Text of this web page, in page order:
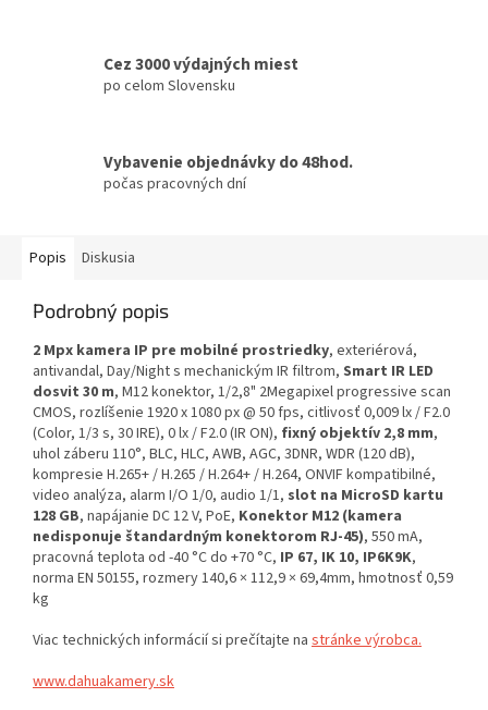
Cez 3000 výdajných miest
po celom Slovensku
Vybavenie objednávky do 48hod.
počas pracovných dní
Popis Diskusia
Podrobný popis
2 Mpx kamera IP pre mobilné prostriedky, exteriérová,
antivandal, Day/Night s mechanickým IR filtrom, Smart IR LED
dosvit 30 m, M12 konektor, 1/2,8" 2Megapixel progressive scan
CMOS, rozlíšenie 1920 x 1080 px @ 50 fps, citlivosť 0,009 lx / F2.0
(Color, 1/3 s, 30 IRE), 0 lx / F2.0 (IR ON), fixný objektív 2,8 mm,
uhol záberu 110°, BLC, HLC, AWB, AGC, 3DNR, WDR (120 dB),
kompresie H.265+ / H.265 / H.264+ / H.264, ONVIF kompatibilné,
video analýza, alarm I/O 1/0, audio 1/1, slot na MicroSD kartu
128 GB, napájanie DC 12 V, PoE, Konektor M12 (kamera
nedisponuje štandardným konektorom RJ-45), 550 mA,
pracovná teplota od -40 °C do +70 °C, IP 67, IK 10, IP6K9K,
norma EN 50155, rozmery 140,6 × 112,9 × 69,4mm, hmotnosť 0,59
kg
Viac technických informácií si prečítajte na stránke výrobca.
www.dahuakamery.sk